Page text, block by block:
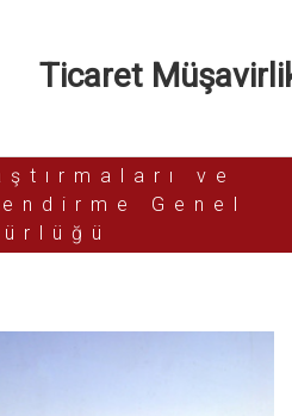
Ticaret
ve
Genel